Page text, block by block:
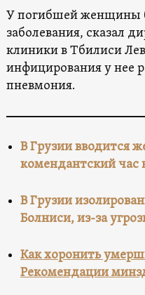
У погибшей женщины
заболевания, сказал
клиники в Тбилиси
инфицирования у нее
пневмония.
В Грузии вводится
комендантский час
В Грузии
Болниси, из-за
Как хоронить
Рекомендации